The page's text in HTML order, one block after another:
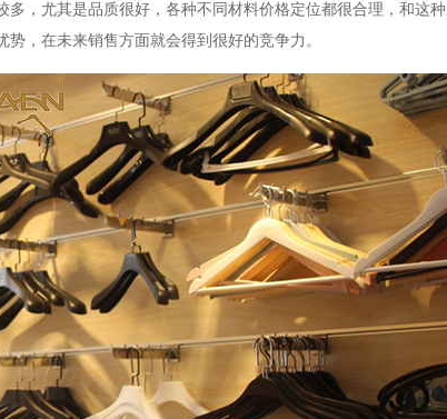
多，尤其是品质很好，各种不同材料价格定位都很合理，和这
，在未来销售方面就会得到很好的竞争力。